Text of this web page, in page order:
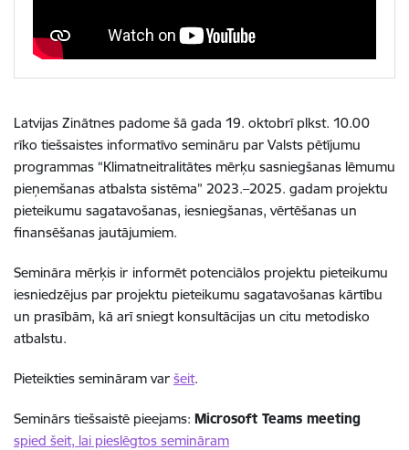
Latvijas Zinātnes padome šā gada 19. oktobrī plkst. 10.00
rīko tiešsaistes informatīvo semināru par Valsts pētījumu
programmas “Klimatneitralitātes mērķu sasniegšanas lēmumu
pieņemšanas atbalsta sistēma” 2023.–2025. gadam projektu
pieteikumu sagatavošanas, iesniegšanas, vērtēšanas un
finansēšanas jautājumiem.
Semināra mērķis ir informēt potenciālos projektu pieteikumu
iesniedzējus par projektu pieteikumu sagatavošanas kārtību
un prasībām, kā arī sniegt konsultācijas un citu metodisko
atbalstu.
Pieteikties semināram var šeit.
Seminārs tiešsaistē pieejams: Microsoft Teams meeting
spied šeit, lai pieslēgtos semināram